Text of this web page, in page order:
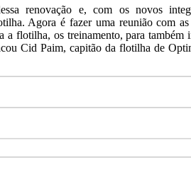
renovação e, com os novos
Agora é fazer uma reunião com
a flotilha, os treinamento, para também
Cid Paim, capitão da flotilha de